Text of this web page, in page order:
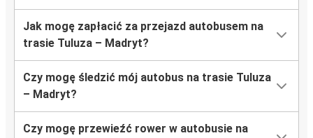
Jak mogę zapłacić za przejazd autobusem na
trasie Tuluza – Madryt?
Czy mogę śledzić mój autobus na trasie Tuluza
– Madryt?
Czy mogę przewieźć rower w autobusie na